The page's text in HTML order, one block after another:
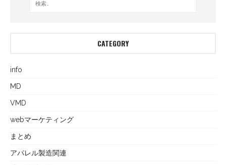
CATEGORY
info
MD
VMD
webマーケティング
まとめ
アパレル製造関連